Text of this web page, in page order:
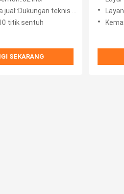
teknis online
titik sentuh
SEKARANG